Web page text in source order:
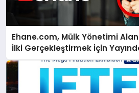
Ehane.com, Mülk Yönetimi
İlki Gerçekleştirmek İçin